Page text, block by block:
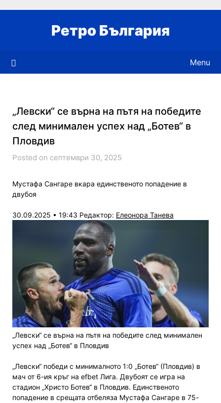
Ретро България
Menu
„Левски“ се върна на пътя на победите
след минимален успех над „Ботев“ в
Пловдив
Posted on септември 30, 2025
Мустафа Сангаре вкара единственото попадение в
двубоя
30.09.2025 • 19:43 Редактор: Елеонора Танева
„Левски“ се върна на пътя на победите след минимален
успех над „Ботев“ в Пловдив
„Левски“ победи с минималното 1:0 „Ботев“ (Пловдив) в
мач от 6-ия кръг на efbet Лига. Двубоят се игра на
стадион „Христо Ботев“ в Пловдив. Единственото
попадение в срещата отбеляза Мустафа Сангаре в 75-